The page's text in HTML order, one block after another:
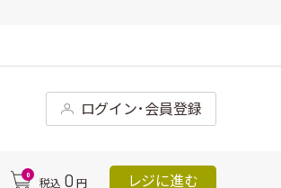
ログイン･会員登録
0
税込 0 円 レジに進む